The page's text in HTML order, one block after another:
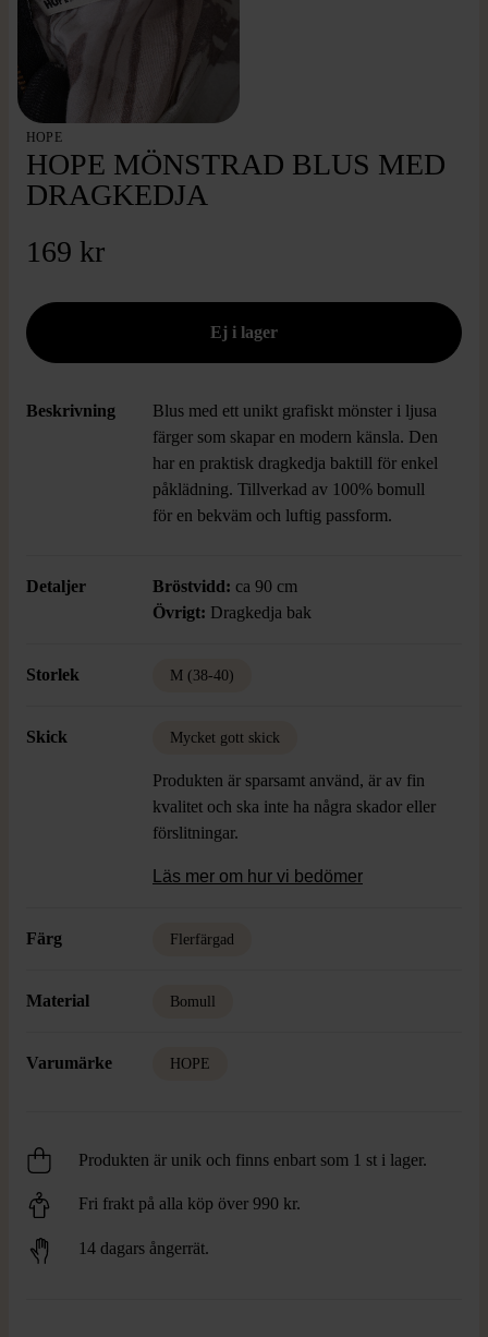
HOPE
HOPE MÖNSTRAD BLUS MED
DRAGKEDJA
169 kr
Beskrivning
Blus med ett unikt grafiskt mönster i ljusa
färger som skapar en modern känsla. Den
har en praktisk dragkedja baktill för enkel
påklädning. Tillverkad av 100% bomull
för en bekväm och luftig passform.
Detaljer Bröstvidd: ca 90 cm
Övrigt: Dragkedja bak
Storlek M (38-40)
Skick Mycket gott skick
Produkten är sparsamt använd, är av fin
kvalitet och ska inte ha några skador eller
förslitningar.
Läs mer om hur vi bedömer
Färg Flerfärgad
Material Bomull
Varumärke HOPE
Produkten är unik och finns enbart som 1 st i lager.
Fri frakt på alla köp över 990 kr.
14 dagars ångerrät.